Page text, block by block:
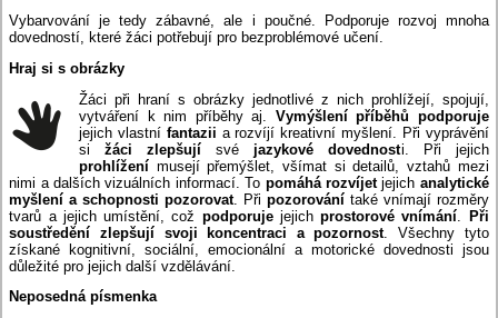
Vybarvování je tedy zábavné, ale i poučné. Podporuje rozvoj mnoha
dovedností, které žáci potřebují pro bezproblémové učení.
Hraj si s obrázky
Žáci při hraní s obrázky jednotlivé z nich prohlížejí, spojují,
vytváření k nim příběhy aj. Vymýšlení příběhů podporuje
jejich vlastní fantazii a rozvíjí kreativní myšlení. Při vyprávění
sižáci zlepšujísvé jazykové dovednosti. Při jejich
prohlížení musejí přemýšlet, všímat si detailů, vztahů mezi
nimi a dalších vizuálních informací. To pomáhá rozvíjetjejich analytické
myšlení a schopnosti pozorovat. Při pozorování také vnímají rozměry
tvarů a jejich umístění, což podporuje jejichprostorové vnímání
Při
soustředění zlepšují svoji koncentraci a pozornost. Všechny tyto
získané kognitivní, sociální, emocionální a motorické dovednosti jsou
důležité pro jejich další vzdělávání.
Neposedná písmenka